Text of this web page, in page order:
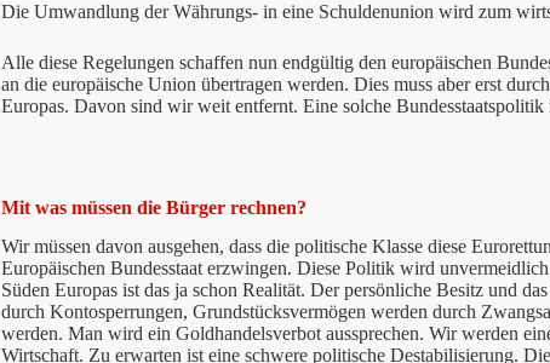
Die Umwandlung der Währungs- in eine Schuldenunion wird zum
Alle diese Regelungen schaffen nun endgültig den europäischen
an die europäische Union übertragen werden. Dies muss aber erst
Europas. Davon sind wir weit entfernt. Eine solche
Mit was müssen die Bürger rechnen?
Wir müssen davon ausgehen, dass die politische Klasse diese
Europäischen Bundesstaat erzwingen. Diese Politik wird
Süden Europas ist das ja schon Realität. Der persönliche Besitz und
durch Kontosperrungen, Grundstücksvermögen werden durch
werden. Man wird ein Goldhandelsverbot aussprechen. Wir werden
Wirtschaft. Zu erwarten ist eine schwere politische Destabilisierung.